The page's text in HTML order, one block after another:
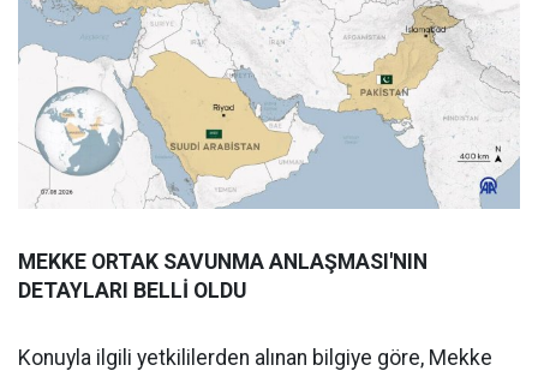
MEKKE ORTAK SAVUNMA ANLAŞMASI'NIN
DETAYLARI BELLİ OLDU
Konuyla ilgili yetkililerden alınan bilgiye göre, Mekke